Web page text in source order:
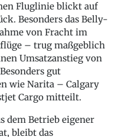
Fluglinie blickt auf
Besonders das Belly-
von Fracht im
– trug maßgeblich
Umsatzanstieg von
gut
wie Narita – Calgary
Cargo mitteilt.
dem Betrieb eigener
bleibt das